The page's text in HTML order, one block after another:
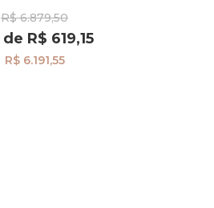
R$ 6.879,50
de R$ 619,15
R$ 6.191,55